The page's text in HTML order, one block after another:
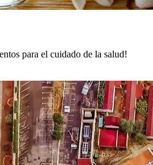
para el cuidado de la salud!